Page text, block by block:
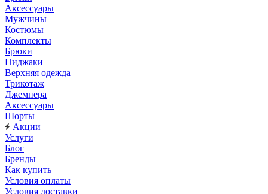
Аксессуары
Мужчины
Костюмы
Комплекты
Брюки
Пиджаки
Верхняя одежда
Трикотаж
Джемпера
Аксессуары
Шорты
Акции
Услуги
Блог
Бренды
Как купить
Условия оплаты
Условия доставки